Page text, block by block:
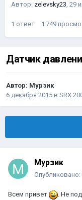
Автор: zelevsky23, 29
1 ответ 1 749
Датчик
Автор: Мурзик
6 декабря 2015 в SRX
Мурзик
Опубликовано:
Всем привет
. Не